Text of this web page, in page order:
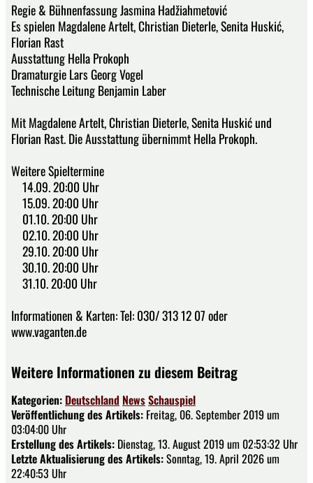
Regie & Bühnenfassung Jasmina Hadžiahmetović
Es spielen Magdalene Artelt, Christian Dieterle, Senita Huskić,
Florian Rast
Ausstattung Hella Prokoph
Dramaturgie Lars Georg Vogel
Technische Leitung Benjamin Laber
Mit Magdalene Artelt, Christian Dieterle, Senita Huskić und
Florian Rast. Die Ausstattung übernimmt Hella Prokoph.
Weitere Spieltermine
14.09. 20:00 Uhr
15.09. 20:00 Uhr
01.10. 20:00 Uhr
02.10. 20:00 Uhr
29.10. 20:00 Uhr
30.10. 20:00 Uhr
31.10. 20:00 Uhr
Informationen & Karten: Tel: 030/ 313 12 07 oder
www.vaganten.de
Weitere Informationen zu diesem Beitrag
Kategorien: Deutschland NewsSchauspiel
Veröffentlichung des Artikels: Freitag, 06. September 2019 um
03:04:00 Uhr
Erstellung des Artikels: Dienstag, 13. August 2019 um 02:53:32 Uhr
Letzte Aktualisierung des Artikels:Sonntag, 19. April 2026 um
22:40:53 Uhr